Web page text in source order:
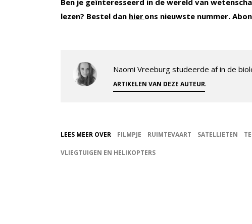
lezen? Bestel dan hier ons nieuwste nummer.
Naomi Vreeburg studeerde af in de
ARTIKELEN VAN DEZE AUTEUR.
LEES MEER OVER FILMPJE RUIMTEVAART SATELLIETEN
VLIEGTUIGEN EN HELIKOPTERS